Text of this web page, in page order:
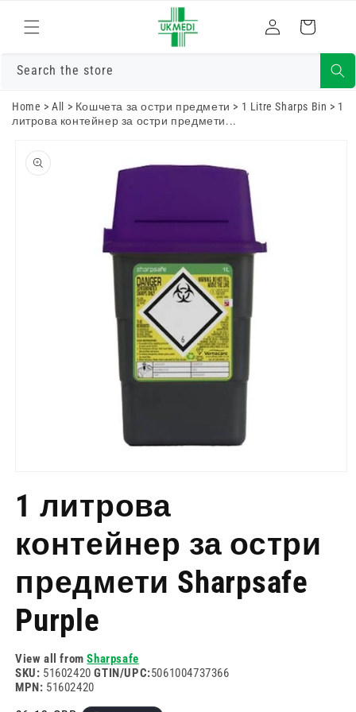
към
съдържанието
Влизам Количка
Search the store
Home >All > Кошчета за остри предмети > 1 Litre Sharps Bin > 1
литрова контейнер за остри предмети...
информацията
за продукта
1
режим
1 литрова
контейнер за остри
предмети Sharpsafe
Purple
View all fromSharpsafe
SKU: 51602420GTIN/UPC:5061004737366
MPN: 51602420